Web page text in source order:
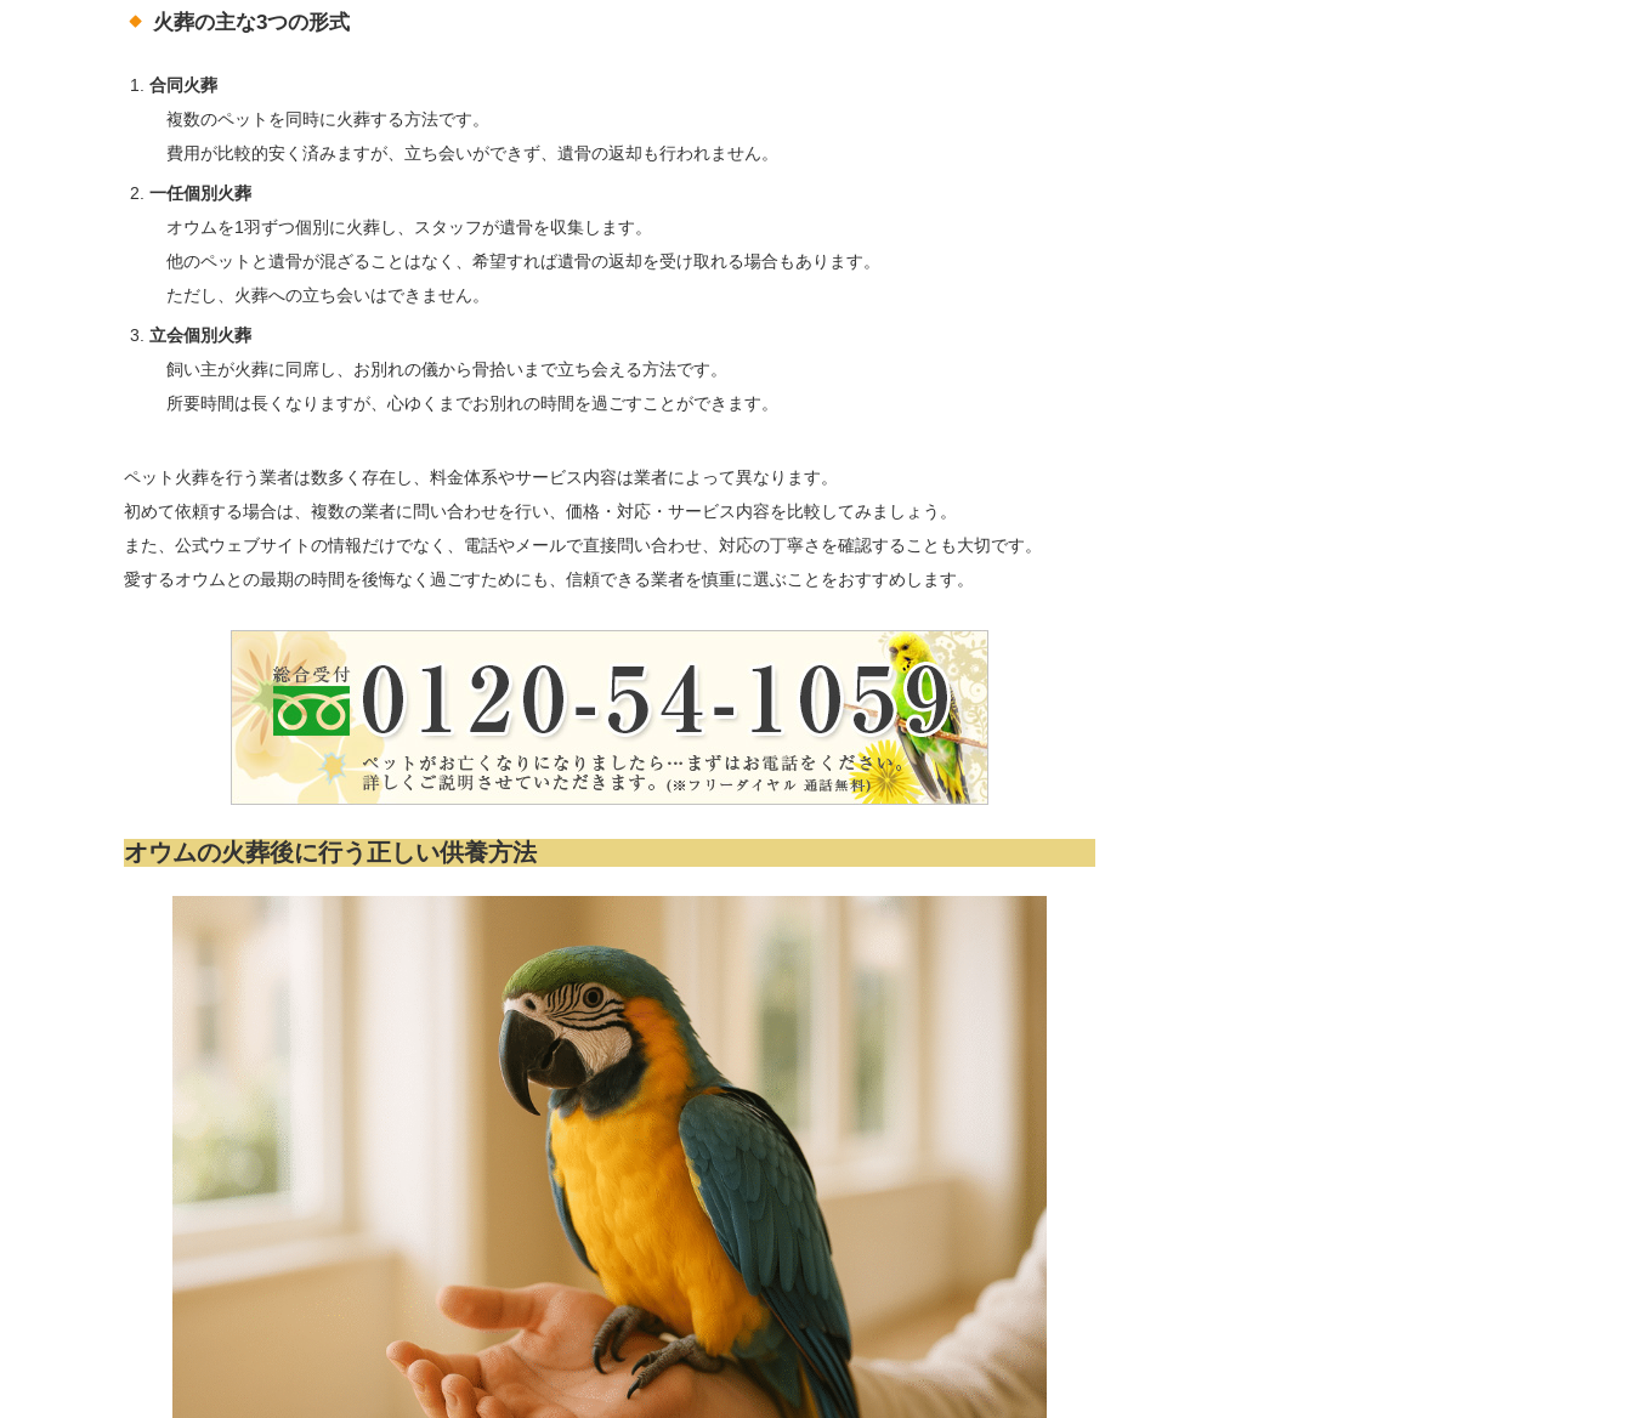
火葬の主な3つの形式
合同火葬
複数のペットを同時に火葬する方法です。
費用が比較的安く済みますが、立ち会いができず、遺骨の返却も行われません。
一任個別火葬
オウムを1羽ずつ個別に火葬し、スタッフが遺骨を収集します。
他のペットと遺骨が混ざることはなく、希望すれば遺骨の返却を受け取れる場合もあります。
ただし、火葬への立ち会いはできません。
立会個別火葬
飼い主が火葬に同席し、お別れの儀から骨拾いまで立ち会える方法です。
所要時間は長くなりますが、心ゆくまでお別れの時間を過ごすことができます。
ペット火葬を行う業者は数多く存在し、料金体系やサービス内容は業者によって異なります。
初めて依頼する場合は、複数の業者に問い合わせを行い、価格・対応・サービス内容を比較してみましょう。
また、公式ウェブサイトの情報だけでなく、電話やメールで直接問い合わせ、対応の丁寧さを確認することも大切です。
愛するオウムとの最期の時間を後悔なく過ごすためにも、信頼できる業者を慎重に選ぶことをおすすめします。
オウムの火葬後に行う正しい供養方法